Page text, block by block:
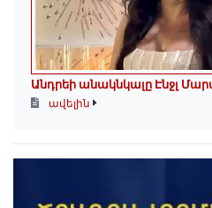
Անդրեի անակնկալը Էնջլ
ավելին